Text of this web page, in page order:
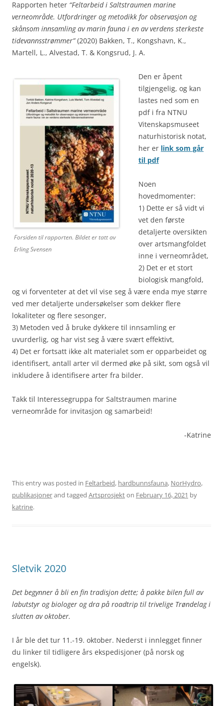
Rapporten heter “Feltarbeid i Saltstraumen marine
verneområde. Utfordringer og metodikk for observasjon og
skånsom innsamling av marin fauna i en av verdens sterkeste
tidevannsstrømmer”(2020) Bakken, T., Kongshavn, K.,
Martell, L., Alvestad, T. & Kongsrud, J. A.
Forsiden til rapporten. Bildet er tatt av
Erling Svensen
Den er åpent
tilgjengelig, og kan
lastes ned som en
pdf i fra NTNU
Vitenskapsmuseet
naturhistorisk notat,
her er link som går
til pdf
Noen
hovedmomenter:
1) Dette er så vidt vi
vet den første
detaljerte oversikten
over artsmangfoldet
inne i verneområdet,
2) Det er et stort
biologisk mangfold,
og vi forventeter at det vil vise seg å være enda mye større
ved mer detaljerte undersøkelser som dekker flere
lokaliteter og flere sesonger,
3) Metoden ved å bruke dykkere til innsamling er
uvurderlig, og har vist seg å være svært effektivt,
4) Det er fortsatt ikke alt materialet som er opparbeidet og
identifisert, antall arter vil dermed øke på sikt, som også vil
inkludere å identifisere arter fra bilder.
Takk til Interessegruppa for Saltstraumen marine
verneområde for invitasjon og samarbeid!
-Katrine
This entry was posted in Feltarbeid, hardbunnsfauna, NorHydro,
publikasjonerand tagged Artsprosjekton February 16, 2021 by
katrine.
Sletvik 2020
Det begynner å bli en fin tradisjon dette; å pakke bilen full av
labutstyr og biologer og dra på roadtrip til trivelige Trøndelag i
slutten av oktober.
I år ble det tur 11.-19. oktober. Nederst i innlegget finner
du linker til tidligere års ekspedisjoner (på norsk og
engelsk).